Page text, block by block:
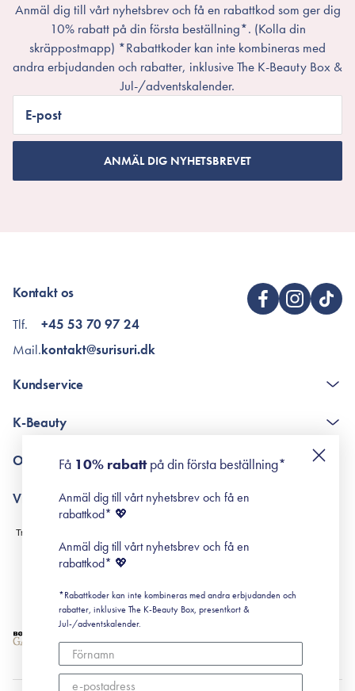
Anmäl dig till vårt nyhetsbrev och få en rabattkod som ger dig
10% rabatt på din första beställning*. (Kolla din
skräppostmapp) *Rabattkoder kan inte kombineras med
andra erbjudanden och rabatter, inklusive The K-Beauty Box &
Jul-/adventskalender.
E-post
ANMÄL DIG NYHETSBREVET
Kontakt os
Tlf.
Mail.
+45 53 70 97 24
kontakt@surisuri.dk
Kundservice
Poängshop - frågor och svar
K-Beauty
Retinol för nybörjare
Om Surisuri
Black Friday
Villkor
Leverans & Retur
Köpvillkor
Prenumerationsvillkor
Cookiepolicy
Få 10% rabattpå din första beställning*
Anmäl dig till vårt nyhetsbrev och få en
rabattkod* 💖
Anmäl dig till vårt nyhetsbrev och få en
rabattkod* 💖
*Rabattkoder kan inte kombineras med andra erbjudanden och
rabatter, inklusive The K-Beauty Box, presentkort &
Jul-/adventskalender.